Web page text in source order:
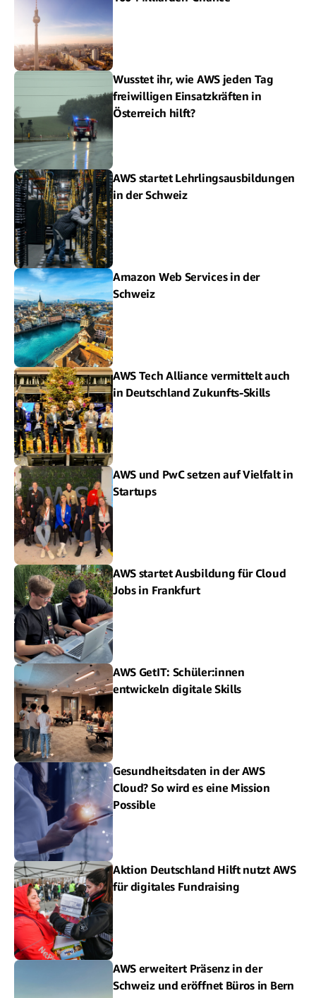
Wusstet ihr, wie AWS jeden Tag
freiwilligen Einsatzkräften in
Österreich hilft?
AWS startet Lehrlingsausbildungen
in der Schweiz
Amazon Web Services in der
Schweiz
AWS Tech Alliance vermittelt auch
in Deutschland Zukunfts-Skills
AWS und PwC setzen auf Vielfalt in
Startups
AWS startet Ausbildung für Cloud
Jobs in Frankfurt
AWS GetIT: Schüler:innen
entwickeln digitale Skills
Gesundheitsdaten in der AWS
Cloud? So wird es eine Mission
Possible
Aktion Deutschland Hilft nutzt AWS
für digitales Fundraising
AWS erweitert Präsenz in der
Schweiz und eröffnet Büros in Bern